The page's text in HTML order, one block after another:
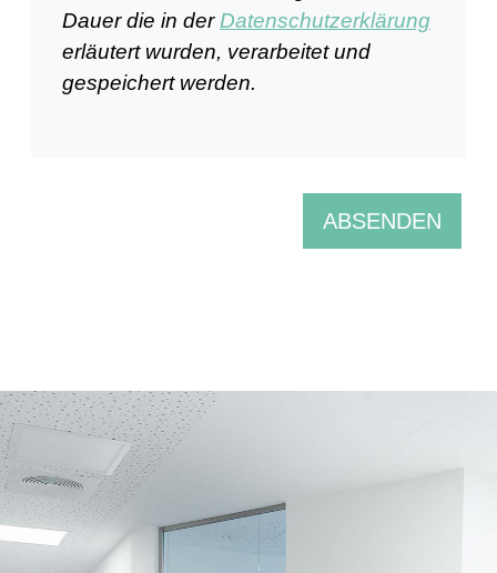
Dauer die in derDatenschutzerklärung
erläutert wurden, verarbeitet und
gespeichert werden.
ABSENDEN